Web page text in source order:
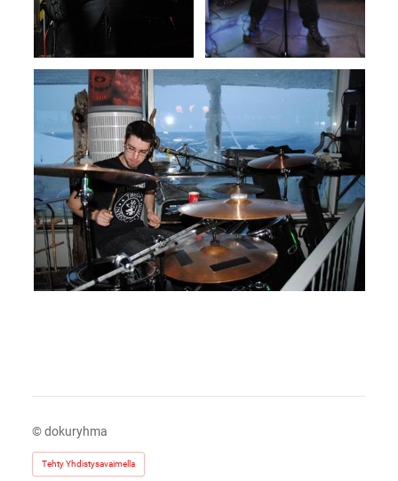
©dokuryhma
Tehty Yhdistysavaimella